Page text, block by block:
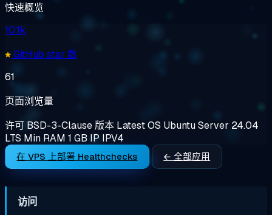
快速概览
10.1k
GitHub star 数
61
页面浏览量
许可 BSD-3-Clause 版本 LatestOS Ubuntu Server 24.04
LTS Min RAM 1 GB IP IPV4
在 VPS 上部署 Healthchecks ← 全部应用
访问